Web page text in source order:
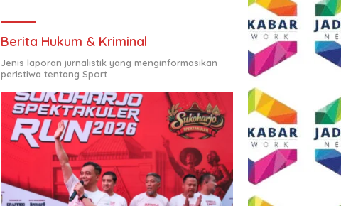
Berita Hukum & Kriminal
Jenis laporan jurnalistik yang menginformasikan
peristiwa tentang Sport